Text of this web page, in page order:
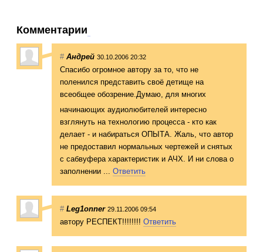
Комментарии
# Андрей 30.10.2006 20:32
Спасибо огромное автору за то, что не
поленился представить своё детище на
всеобщее обозрение.Думаю , для многих
начинающих аудиолюбителей интересно
взглянуть на технологию процесса - кто как
делает - и набираться ОПЫТА. Жаль, что автор
не предоставил нормальных чертежей и снятых
с сабвуфера характеристик и АЧХ. И ни слова о
заполнении ... Ответить
# Leg1onner 29.11.2006 09:54
автору РЕСПЕКТ!!!!!!!! Ответить